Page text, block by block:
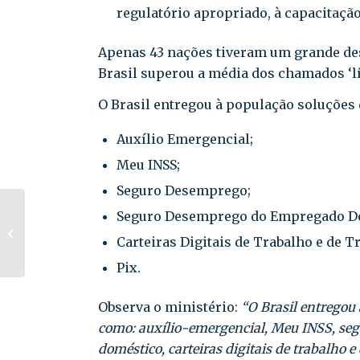
regulatório apropriado, à
Apenas 43 nações tiveram um grande
Brasil superou a média dos chamados
O Brasil entregou à população
Auxílio Emergencial;
Meu INSS;
Seguro Desemprego;
Seguro Desemprego do Empregado
Carteiras Digitais de Trabalho e de
Pix.
Observa o ministério: “O Brasil
como: auxílio-emergencial, Meu INSS,
doméstico, carteiras digitais de trabalho e
projeto que reabre